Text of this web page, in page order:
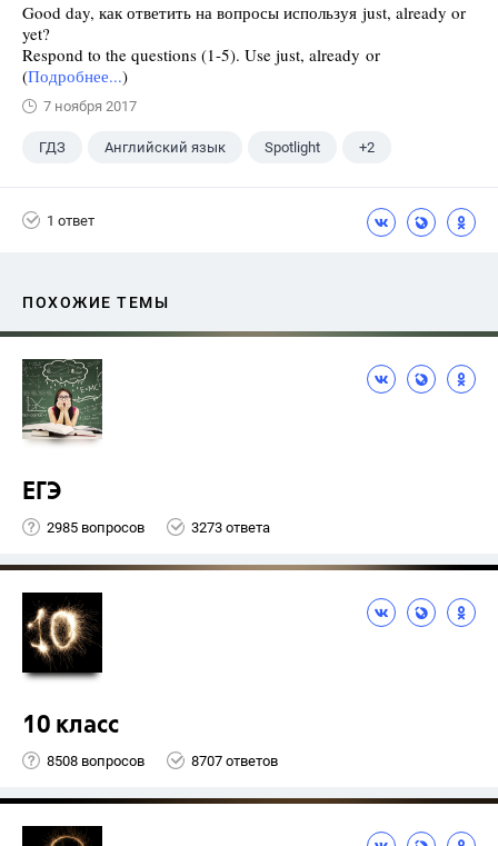
Good day, как ответить на вопросы используя just, already or
yet?
Respond to the questions (1-5). Use just, already or
(Подробнее...)
7 ноября 2017
ГДЗ Английский язык Spotlight +2
1 ответ
ПОХОЖИЕ ТЕМЫ
ЕГЭ
2985 вопросов 3273 ответа
10 класс
8508 вопросов 8707 ответов